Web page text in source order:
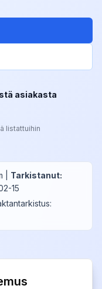
asiakasta
listattuihin
Tarkistanut:
15
: